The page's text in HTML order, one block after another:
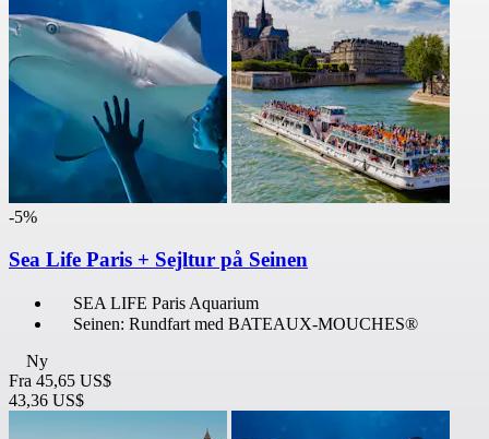
-5%
Sea Life Paris + Sejltur på Seinen
SEA LIFE Paris Aquarium
Seinen: Rundfart med BATEAUX-MOUCHES®
Ny
Fra 45,65 US$
43,36 US$